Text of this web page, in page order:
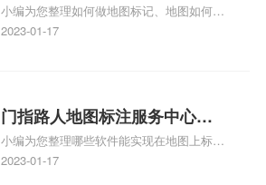
何做花小猪打车地图位置标
记？门指路人地图标注服务中
小编为您整理如何做地图标记、地图如何做
标记、so搜街景中如何做标记、360e启花贷
关地图标注知识，详情可查看下方正文！
2023-01-17
门指路人地图标注服务中心地
图位置地址标记？门指路人地
图标注服务中心苹果地图位置
小编为您整理哪些软件能实现在地图上标记
门指路人地图标注服务中心位置、门指路人
2023-01-17